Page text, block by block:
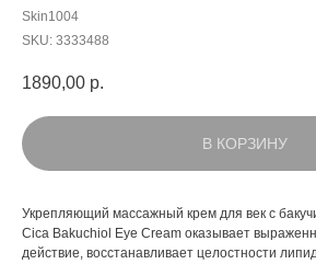
Skin1004
SKU: 3333488
1890,00 р.
В КОРЗИНУ
Укрепляющий массажный крем для век с
Cica Bakuchiol Eye Cream оказывает
действие, восстанавливает целостности